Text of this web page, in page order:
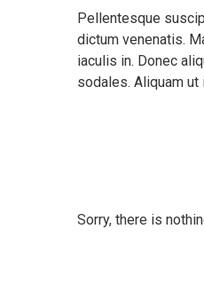
Pellentesque
dictum venenatis.
iaculis in. Donec
sodales. Aliquam
Sorry, there is